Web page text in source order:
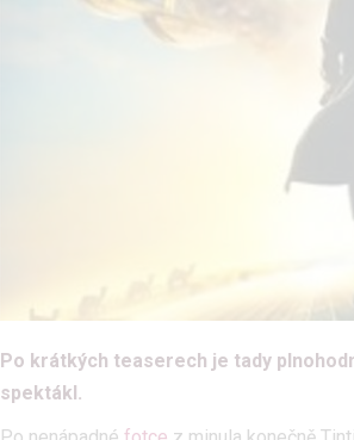
Po krátkých teaserech je tady
spektákl.